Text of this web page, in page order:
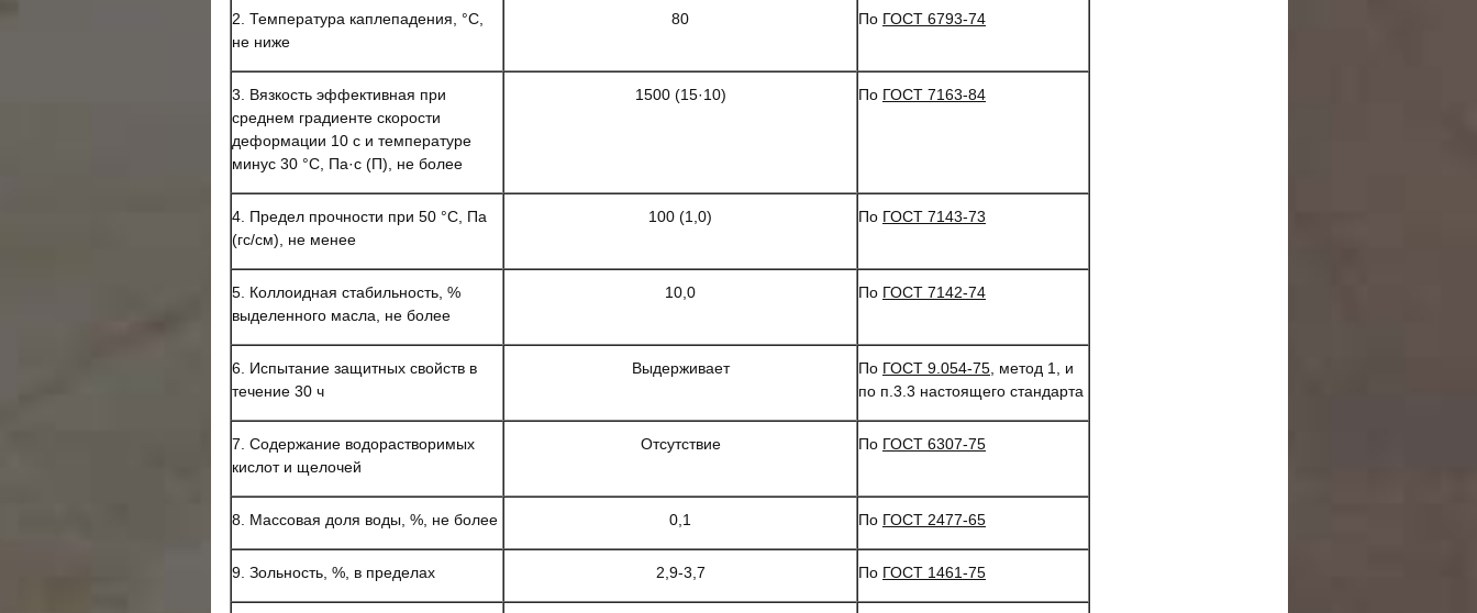
2. Температура каплепадения, °С,
не ниже
80 По ГОСТ 6793-74
3. Вязкость эффективная при
среднем градиенте скорости
деформации 10 с и температуре
минус 30 °С, Па·с (П), не более
1500 (15·10) По ГОСТ 7163-84
4. Предел прочности при 50 °С, Па
(гс/см), не менее
100 (1,0) По ГОСТ 7143-73
5. Коллоидная стабильность, %
выделенного масла, не более
10,0 По ГОСТ 7142-74
6. Испытание защитных свойств в
течение 30 ч
Выдерживает По ГОСТ 9.054-75 , метод 1, и
по п.3.3 настоящего стандарта
7. Содержание водорастворимых
кислот и щелочей
Отсутствие По ГОСТ 6307-75
8. Массовая доля воды, %, не более 0,1 По ГОСТ 2477-65
9. Зольность, %, в пределах 2,9-3,7 По ГОСТ 1461-75